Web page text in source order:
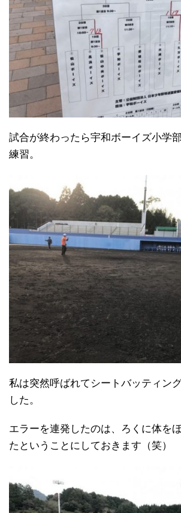
試合が終わったら宇和ボーイズ小学
練習。
私は突然呼ばれてシートバッティン
した。
エラーを連発したのは、ろくに体を
たということにしておきます（笑）